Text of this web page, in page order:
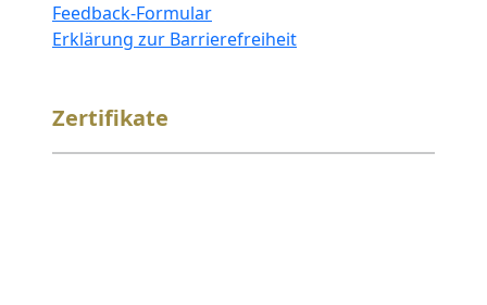
Feedback-Formular
Erklärung zur Barrierefreiheit
Zertifikate